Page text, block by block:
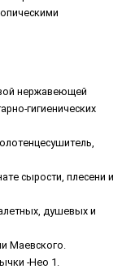
нержавеющей
гигиенических
сырости, плесени и
душевых и
Маевского.
-Нео 1.